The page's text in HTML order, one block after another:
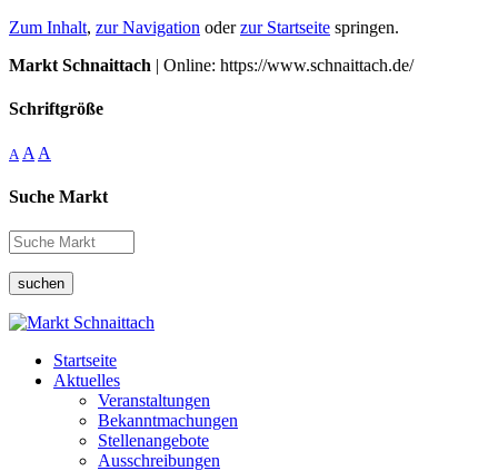
Zum Inhalt, zur Navigation oderzur Startseite springen.
Markt Schnaittach | Online: https://www.schnaittach.de/
Schriftgröße
A A A
Suche Markt
suchen
Startseite
Aktuelles
Veranstaltungen
Bekanntmachungen
Stellenangebote
Ausschreibungen